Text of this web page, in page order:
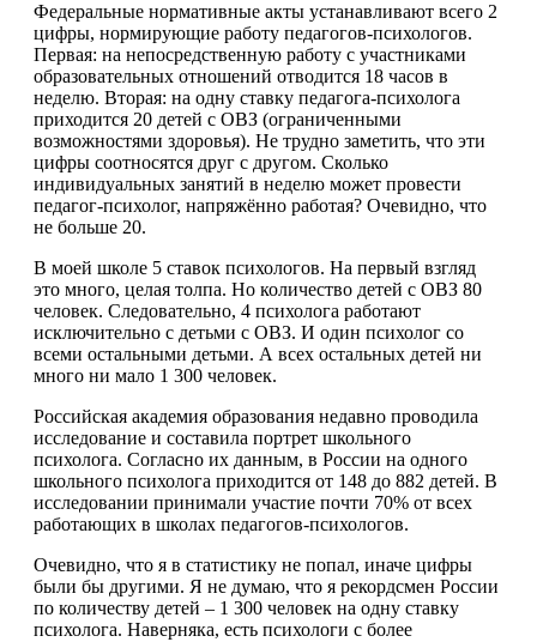
Федеральные нормативные акты устанавливают всего 2
цифры, нормирующие работу педагогов-психологов.
Первая: на непосредственную работу с участниками
образовательных отношений отводится 18 часов в
неделю. Вторая: на одну ставку педагога-психолога
приходится 20 детей с ОВЗ (ограниченными
возможностями здоровья). Не трудно заметить, что эти
цифры соотносятся друг с другом. Сколько
индивидуальных занятий в неделю может провести
педагог-психолог, напряжённо работая? Очевидно, что
не больше 20.
В моей школе 5 ставок психологов. На первый взгляд
это много, целая толпа. Но количество детей с ОВЗ 80
человек. Следовательно, 4 психолога работают
исключительно с детьми с ОВЗ. И один психолог со
всеми остальными детьми. А всех остальных детей ни
много ни мало 1 300 человек.
Российская академия образования недавно проводила
исследование и составила портрет школьного
психолога. Согласно их данным, в России на одного
школьного психолога приходится от 148 до 882 детей. В
исследовании принимали участие почти 70% от всех
работающих в школах педагогов-психологов.
Очевидно, что я в статистику не попал, иначе цифры
были бы другими. Я не думаю, что я рекордсмен России
по количеству детей – 1 300 человек на одну ставку
психолога. Наверняка, есть психологи с более